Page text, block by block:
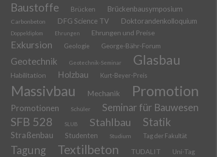
Baustoffe Brücken Brückenbausymposium
Carbonbeton DFG Science TV Doktorandenkolloquium
Doppeldiplom Ehrungen Ehrungen und Preise
Exkursion Geologie George-Bähr-Forum
Geotechnik Geotechnik-Seminar Glasbau
Habilitation Holzbau Kurt-Beyer-Preis
Massivbau Mechanik Promotion
Promotionen Schüler Seminar für Bauwesen
SFB 528 SLUB Stahlbau Statik
Straßenbau Studenten Studium Tag der Fakultät
Tagung Textilbeton TUDALIT Uni-Tag